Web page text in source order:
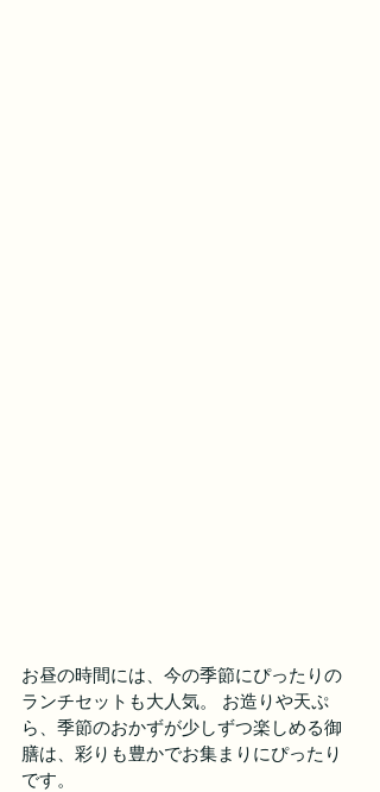
お昼の時間には、今の季節にぴったりの
ランチセットも大人気。 お造りや天ぷ
ら、季節のおかずが少しずつ楽しめる御
膳は、彩りも豊かでお集まりにぴったり
です。